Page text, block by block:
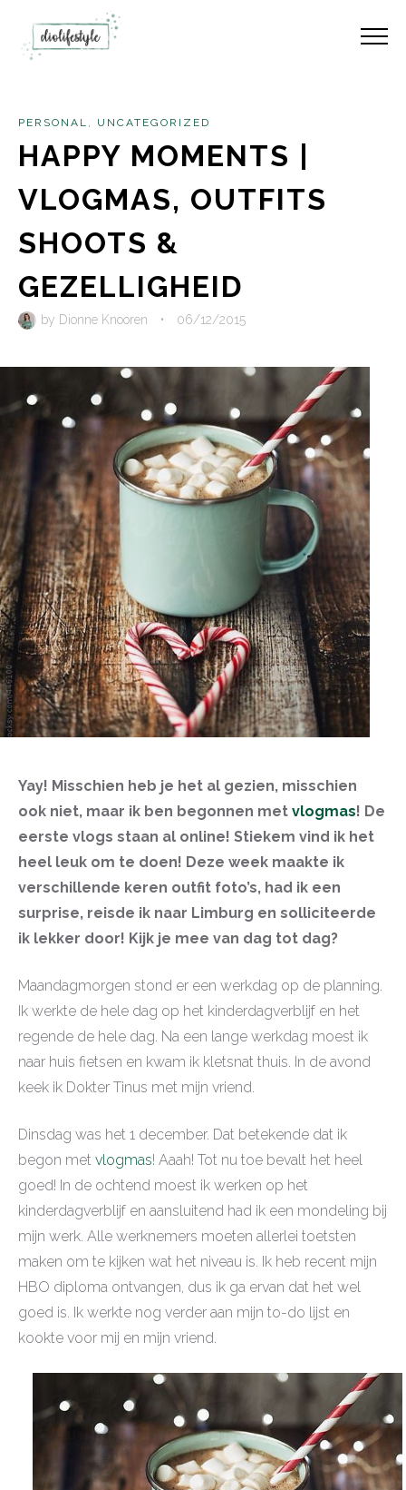
PERSONAL , UNCATEGORIZED
HAPPY MOMENTS |
VLOGMAS, OUTFITS
SHOOTS &
GEZELLIGHEID
by Dionne Knooren • 06/12/2015
Yay! Misschien heb je het al gezien, misschien
ook niet, maar ik ben begonnen met vlogmas! De
eerste vlogs staan al online! Stiekem vind ik het
heel leuk om te doen! Deze week maakte ik
verschillende keren outfit foto’s, had ik een
surprise, reisde ik naar Limburg en solliciteerde
ik lekker door! Kijk je mee van dag tot dag?
Maandagmorgen stond er een werkdag op de planning.
Ik werkte de hele dag op het kinderdagverblijf en het
regende de hele dag. Na een lange werkdag moest ik
naar huis fietsen en kwam ik kletsnat thuis. In de avond
keek ik Dokter Tinus met mijn vriend.
Dinsdag was het 1 december. Dat betekende dat ik
begon met vlogmas! Aaah! Tot nu toe bevalt het heel
goed! In de ochtend moest ik werken op het
kinderdagverblijf en aansluitend had ik een mondeling bij
mijn werk. Alle werknemers moeten allerlei toetsten
maken om te kijken wat het niveau is. Ik heb recent mijn
HBO diploma ontvangen, dus ik ga ervan dat het wel
goed is. Ik werkte nog verder aan mijn to-do lijst en
kookte voor mij en mijn vriend.